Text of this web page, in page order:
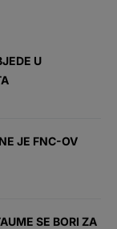
U
JE FNC-OV
SE BORI ZA